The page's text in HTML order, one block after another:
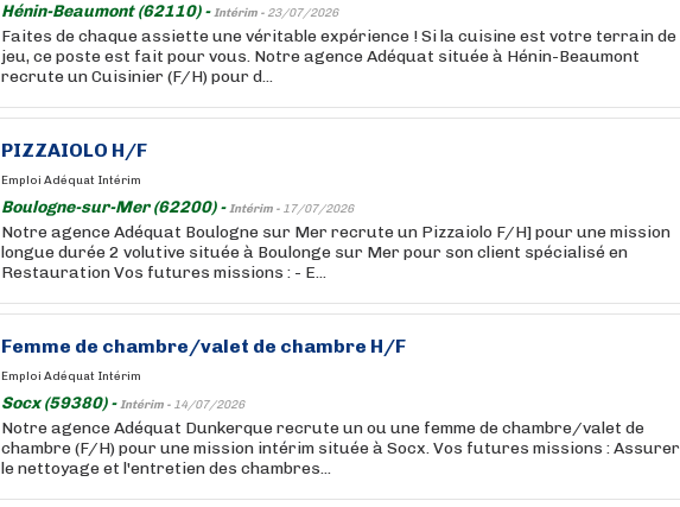
Hénin-Beaumont (62110) -Intérim - 23/07/2026
Faites de chaque assiette une véritable expérience ! Si la cuisine est votre terrain de
jeu, ce poste est fait pour vous. Notre agence Adéquat située à Hénin-Beaumont
recrute un Cuisinier (F/H) pour d...
PIZZAIOLO H/F
Emploi Adéquat Intérim
Boulogne-sur-Mer (62200) -Intérim - 17/07/2026
Notre agence Adéquat Boulogne sur Mer recrute un Pizzaiolo F/H] pour une mission
longue durée 2 volutive située à Boulonge sur Mer pour son client spécialisé en
Restauration Vos futures missions : - E...
Femme de chambre/valet de chambre H/F
Emploi Adéquat Intérim
Socx (59380) -Intérim - 14/07/2026
Notre agence Adéquat Dunkerque recrute un ou une femme de chambre/valet de
chambre (F/H) pour une mission intérim située à Socx. Vos futures missions : Assurer
le nettoyage et l'entretien des chambres...